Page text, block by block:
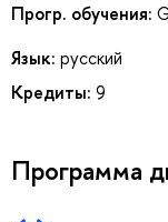
Прогр. обучения:
Язык: русский
Кредиты: 9
Программа